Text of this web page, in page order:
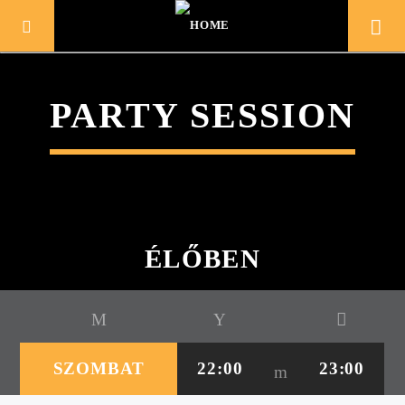
MOST SZÓL
TITLE
PARTY SESSION
ÉLŐBEN
SZOMBAT 22:00 23:00